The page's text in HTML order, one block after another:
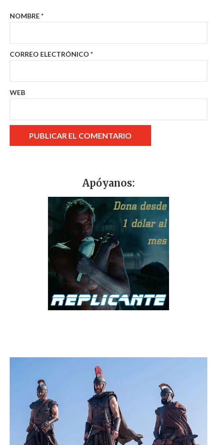
NOMBRE*
CORREO ELECTRÓNICO *
WEB
Apóyanos: